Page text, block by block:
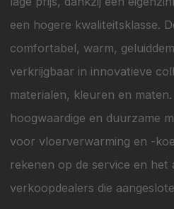
een hogere kwaliteitsklasse.
comfortabel, warm,
verkrijgbaar in innovatieve
materialen, kleuren en
hoogwaardige en duurzame
voor vloerverwarming en -
rekenen op de service en het
verkoopdealers die